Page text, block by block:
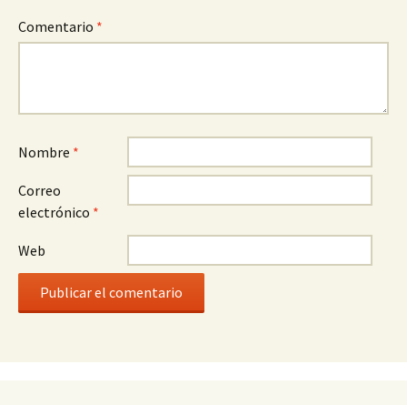
Comentario *
Nombre *
Correo
electrónico *
Web